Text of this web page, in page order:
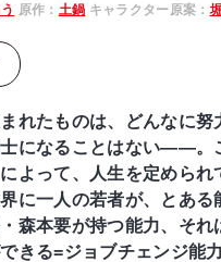
原作： 土鍋 キャラクター原案：
れたものは、どんなに努
士になることはない――。
よって、人生を定められ
に一人の若者が、とある
森本要が持つ能力、それ
きる=ジョブチェンジ能